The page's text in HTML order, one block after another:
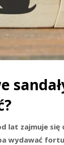
lat zajmuje się
wydawać